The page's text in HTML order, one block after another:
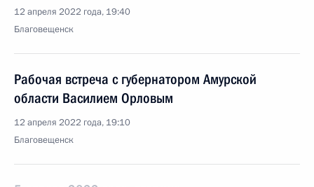
12 апреля 2022 года, 19:40
Благовещенск
Рабочая встреча с губернатором Амурской
области Василием Орловым
12 апреля 2022 года, 19:10
Благовещенск